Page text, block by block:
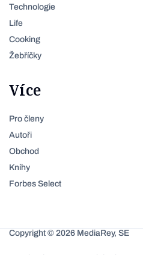
Technologie
Life
Cooking
Žebříčky
Více
Pro členy
Autoři
Obchod
Knihy
Forbes Select
Copyright © 2026 MediaRey, SE